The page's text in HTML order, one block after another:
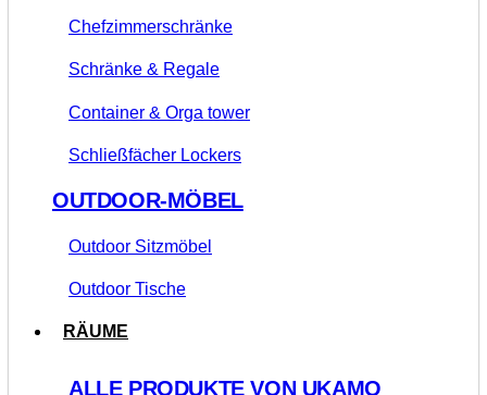
Chefzimmerschränke
Schränke & Regale
Container & Orga tower
Schließfächer Lockers
OUTDOOR-MÖBEL
Outdoor Sitzmöbel
Outdoor Tische
RÄUME
ALLE PRODUKTE VON UKAMO